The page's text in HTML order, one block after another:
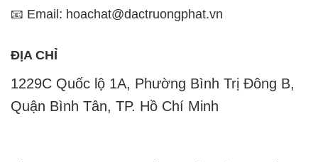
📧 Email: hoachat@dactruongphat.vn
ĐỊA CHỈ
1229C Quốc lộ 1A, Phường Bình Trị Đông B,
Quận Bình Tân, TP. Hồ Chí Minh